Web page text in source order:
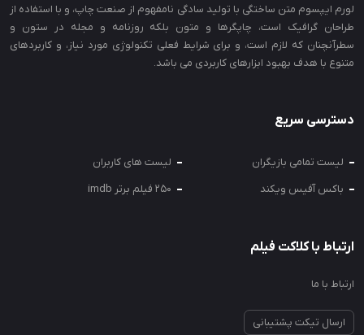
لورم ایپسوم متن ساختگی با تولید سادگی نامفهوم از صنعت چاپ، و با استفاده از
طراحان گرافیک است، چاپگرها و متون بلکه روزنامه و مجله در ستون و
سطرآنچنان که لازم است، و برای شرایط فعلی تکنولوژی مورد نیاز، و کاربردهای
متنوع با هدف بهبود ابزارهای کاربردی می باشد.
دسترسی سریع
لیست تمامی بازیگران
لیست های کاربران
باکس آفیس ویکند
250 فیلم برتر imdb
ارتباط با کلاکت فیلم
ارتباط با ما
ارسال تیکت پشتیبانی